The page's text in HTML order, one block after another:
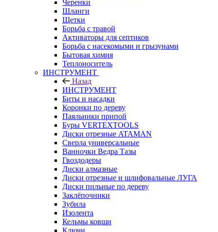
Черенки
Шланги
Щетки
Борьба с травой
Активаторы для септиков
Борьба с насекомыми и грызунами
Бытовая химия
Теплоноситель
ИНСТРУМЕНТ
Назад
ИНСТРУМЕНТ
Биты и насадки
Коронки по дереву
Паяльники припой
Буры VERTEXTOOLS
Диски отрезные ATAMAN
Сверла универсальные
Ванночки Ведра Тазы
Гвоздодеры
Диски алмазные
Диски отрезные и шлифовальные ЛУГА
Диски пильные по дереву
Заклёпочники
Зубила
Изолента
Кельмы ковши
Ключи